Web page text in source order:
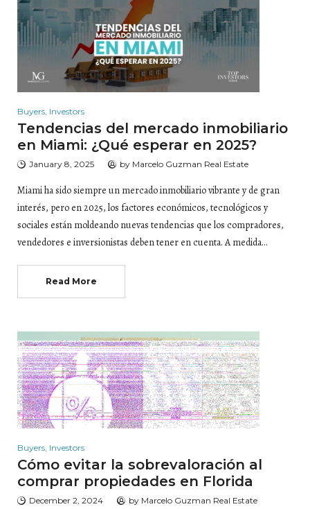
Buyers Investors
Tendencias del mercado inmobiliario
en Miami: ¿Qué esperar en 2025?
January 8, 2025 by Marcelo Guzman Real Estate
Miami ha sido siempre un mercado inmobiliario vibrante y de gran
interés, pero en 2025, los factores económicos, tecnológicos y
sociales están moldeando nuevas tendencias que los compradores,
vendedores e inversionistas deben tener en cuenta. A medida…
Read More
Buyers Investors
Cómo evitar la sobrevaloración al
comprar propiedades en Florida
December 2, 2024 by Marcelo Guzman Real Estate